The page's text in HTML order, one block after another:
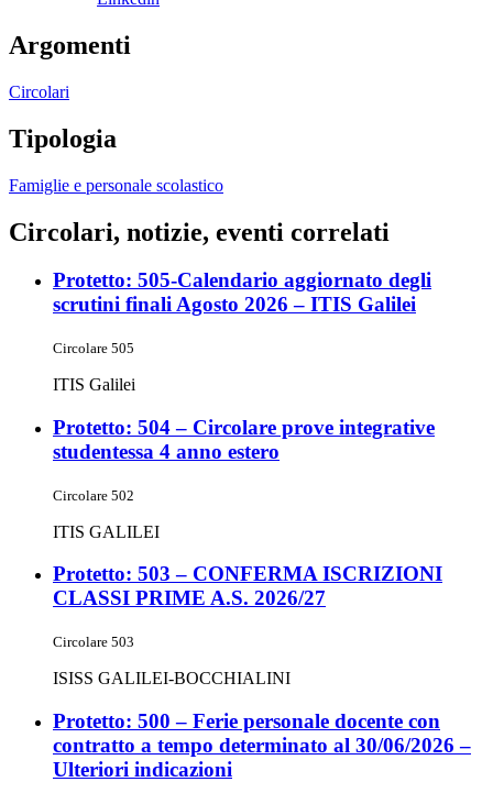
Argomenti
Circolari
Tipologia
Famiglie e personale scolastico
Circolari, notizie, eventi correlati
Protetto: 505-Calendario aggiornato degli
scrutini finali Agosto 2026 – ITIS Galilei
Circolare 505
ITIS Galilei
Protetto: 504 – Circolare prove integrative
studentessa 4 anno estero
Circolare 502
ITIS GALILEI
Protetto: 503 – CONFERMA ISCRIZIONI
CLASSI PRIME A.S. 2026/27
Circolare 503
ISISS GALILEI-BOCCHIALINI
Protetto: 500 – Ferie personale docente con
contratto a tempo determinato al 30/06/2026 –
Ulteriori indicazioni